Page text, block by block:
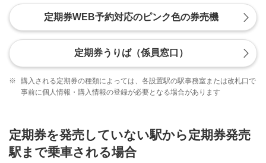
定期券WEB予約対応のピンク色の券売機
定期券うりば（係員窓口）
※
購入される定期券の種類によっては、各設置駅の駅事務室または改札口で
事前に個人情報・購入情報の登録が必要となる場合があります
定期券を発売していない駅から定期券発売
駅まで乗車される場合